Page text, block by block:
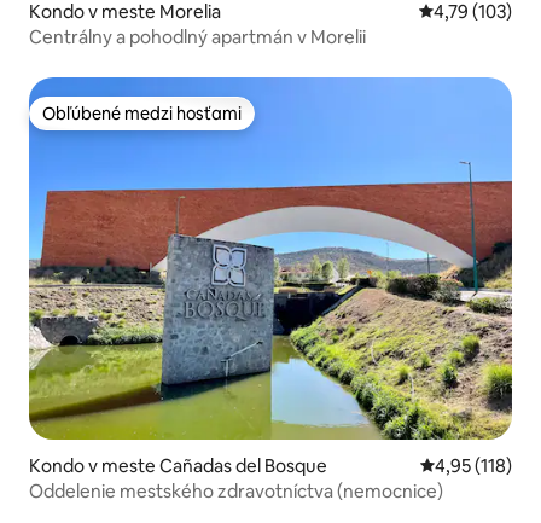
Kondo v meste Morelia Priemerné
4,79 (103)
Centrálny a pohodlný apartmán v Morelii
Obľúbené medzi hosťami
Obľúbené medzi hosťami
Kondo v meste Cañadas del Bosque Priemerné
4,95 (118)
Oddelenie mestského zdravotníctva (nemocnice)